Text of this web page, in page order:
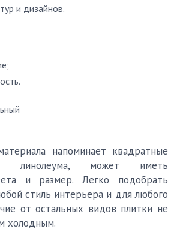
и дизайнов.
напоминает квадратные
линолеума, может иметь
и размер. Легко подобрать
стиль интерьера и для любого
от остальных видов плитки не
холодным.